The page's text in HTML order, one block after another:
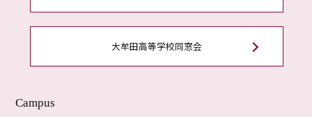
大牟田高等学校同窓会
Campus